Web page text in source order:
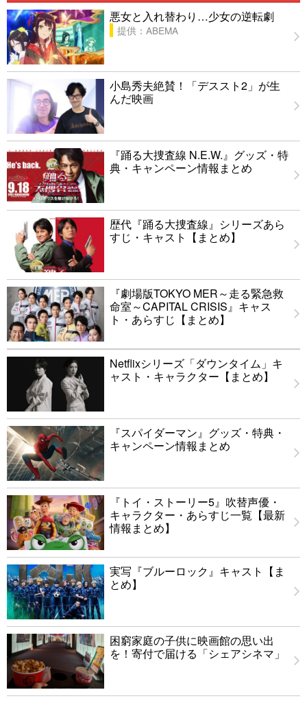
悪女と入れ替わり…少女の逆転劇
提供：ABEMA
小島秀夫絶賛！「デススト2」が生
んだ映画
『踊る大捜査線 N.E.W.』グッズ・特
典・キャンペーン情報まとめ
歴代『踊る大捜査線』シリーズあら
すじ・キャスト【まとめ】
『劇場版TOKYO MER～走る緊急救
命室～CAPITAL CRISIS』キャス
ト・あらすじ【まとめ】
Netflixシリーズ「ダウンタイム」キ
ャスト・キャラクター【まとめ】
『スパイダーマン』グッズ・特典・
キャンペーン情報まとめ
『トイ・ストーリー5』吹替声優・
キャラクター・あらすじ一覧【最新
情報まとめ】
実写『ブルーロック』キャスト【ま
とめ】
困窮家庭の子供に映画館の思い出
を！寄付で届ける「シェアシネマ」